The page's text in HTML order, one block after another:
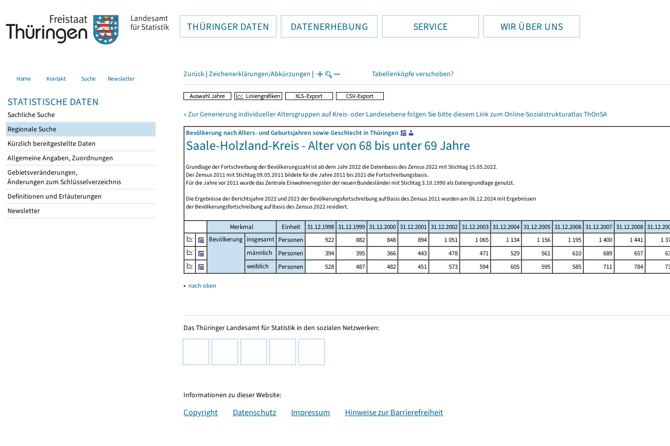
THÜRINGER DATEN DATENERHEBUNG SERVICE WIR ÜBER UNS
Home Kontakt Suche Newsletter
STATISTISCHE DATEN
Sachliche Suche
Regionale Suche
Kürzlich bereitgestellte Daten
Allgemeine Angaben, Zuordnungen
Gebietsveränderungen,
Änderungen zum Schlüsselverzeichnis
Definitionen und Erläuterungen
Newsletter
Zurück | Zeichenerklärungen/Abkürzungen | Tabellenköpfe verschoben?
» Zur Generierung individueller Altersgruppen auf Kreis- oder Landesebene folgen Sie bitte diesem Link zum Online-Sozialstrukturatlas ThOnSA
Bevölkerung nach Alters- und Geburtsjahren sowie Geschlecht in Thüringen
Saale-Holzland-Kreis - Alter von 68 bis unter 69 Jahre
Grundlage der Fortschreibung der Bevölkerungszahl ist ab dem Jahr 2022 die Datenbasis des Zensus 2022 mit Stichtag 15.05.2022.
Der Zensus 2011 mit Stichtag 09.05.2011 bildete für die Jahre 2011 bis 2021 die Fortschreibungsbasis.
Für die Jahre vor 2011 wurde das Zentrale Einwohnerregister der neuen Bundesländer mit Stichtag 3.10.1990 als Datengrundlage genutzt.
Die Ergebnisse der Berichtsjahre 2022 und 2023 der Bevölkerungsfortschreibung auf Basis des Zensus 2011 wurden am 06.12.2024 mit Ergebnissen
der Bevölkerungsfortschreibung auf Basis des Zensus 2022 revidiert.
Merkmal Einheit 31.12.1998 31.12.1999 31.12.2000 31.12.2001 31.12.2002 31.12.2003 31.12.2004 31.12.2005 31.12.2006 31.12.2007 31.12.2008
Bevölkerung insgesamt Personen 922 882 848 894 1 051 1 065 1 134 1 156 1 195 1 400 1 441
1
männlich
Personen 394 395 366 443 478 471 529 561 610 689 657
weiblich
Personen 528 487 482 451 573 594 605 595 585 711 784
▴ nach oben
Das Thüringer Landesamt für Statistik in den sozialen Netzwerken:
Informationen zu dieser Website:
Copyright Datenschutz Impressum Hinweise zur Barrierefreiheit